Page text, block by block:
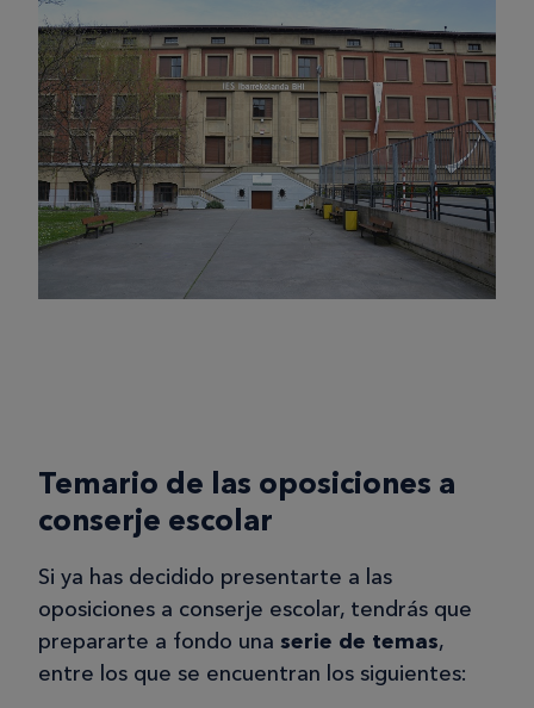
Temario de las oposiciones a
conserje escolar
Si ya has decidido presentarte a las
oposiciones a conserje escolar, tendrás que
prepararte a fondo una serie de temas,
entre los que se encuentran los siguientes: